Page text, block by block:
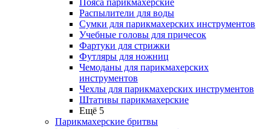
Пояса парикмахерские
Распылители для воды
Сумки для парикмахерских инструментов
Учебные головы для причесок
Фартуки для стрижки
Футляры для ножниц
Чемоданы для парикмахерских
инструментов
Чехлы для парикмахерских инструментов
Штативы парикмахерские
Ещё 5
Парикмахерские бритвы